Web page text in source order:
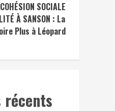
SOCIALE
À SANSON : La
Plus à Léopard
récents